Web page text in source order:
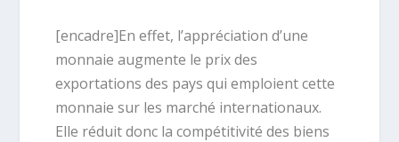
[encadre]En effet, l’appréciation d’une
monnaie augmente le prix des
exportations des pays qui emploient cette
monnaie sur les marché internationaux.
Elle réduit donc la compétitivité des biens